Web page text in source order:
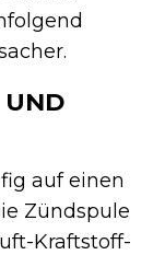
UND
auf einen
Zündspule
Kraftstoff-